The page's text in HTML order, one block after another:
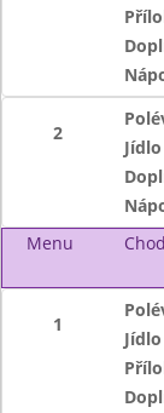
2
Jídlo
Menu
Chod
1
Jídlo